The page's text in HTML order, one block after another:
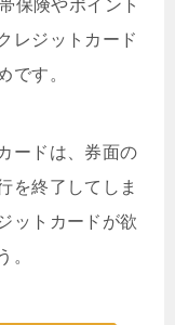
保険やポイント
レジットカード
です。
ードは、券面の
を終了してしま
ットカードが欲
。